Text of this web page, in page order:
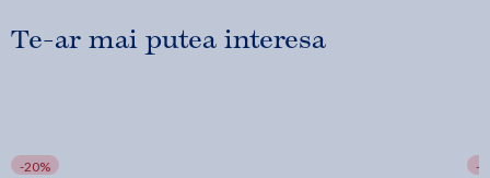
Te-ar mai putea interesa
-20% -